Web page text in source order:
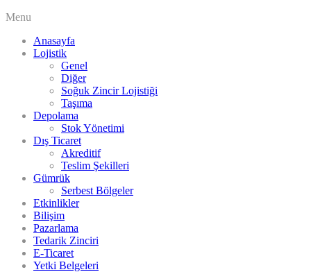
Menu
Anasayfa
Lojistik
Genel
Diğer
Soğuk Zincir Lojistiği
Taşıma
Depolama
Stok Yönetimi
Dış Ticaret
Akreditif
Teslim Şekilleri
Gümrük
Serbest Bölgeler
Etkinlikler
Bilişim
Pazarlama
Tedarik Zinciri
E-Ticaret
Yetki Belgeleri